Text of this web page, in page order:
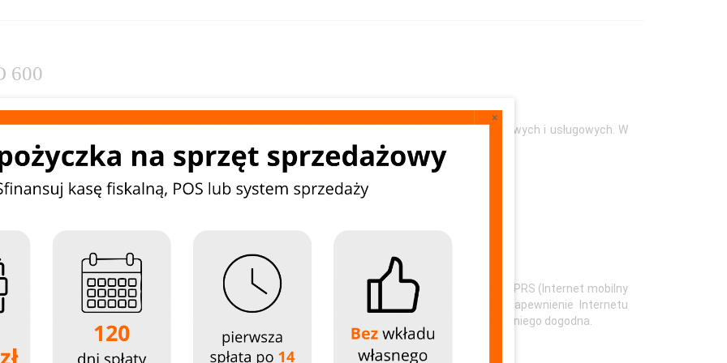
600
urządzenie fiskalne o nowoczesnym designie, dedykowane dla średnich punktów handlowych i usługowych. W
idealną propozycją do stacjonarnego użytkowania.
rynku, które spełnia wymogi nowych przepisów dla kas fiskalnych online.
fiskalnych zarówno przy użyciu sieci LAN (tzw. Internet stacjonarny z łączem Ethernet), jak i GPRS (Internet mobilny
do obu metod komunikacji Przedsiębiorca nie musi się martwić o bezwzględne zapewnienie Internetu
Internetu mobilnego. Korzysta z takiej metody komunikacji, która w danym okresie jest dla niego dogodna.
×